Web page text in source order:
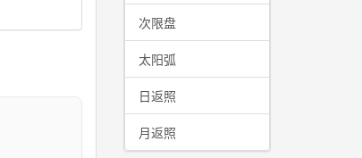
次限盘
太阳弧
日返照
月返照